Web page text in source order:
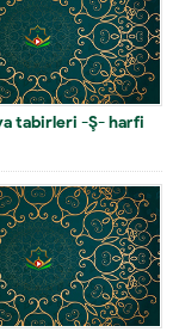
tabirleri -Ş- harfi